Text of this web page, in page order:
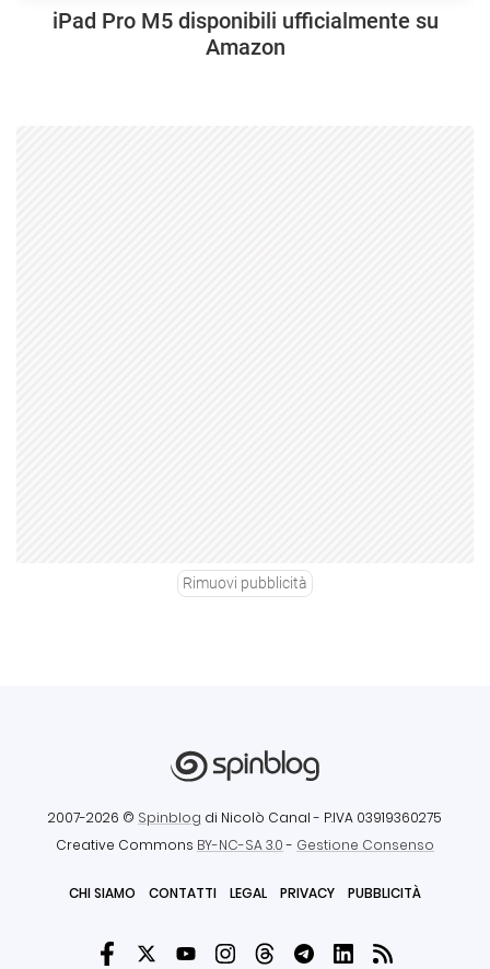
iPad Pro M5 disponibili ufficialmente su
Amazon
Rimuovi pubblicità
2007-2026 © Spinblog di Nicolò Canal - P.IVA 03919360275
Creative Commons BY-NC-SA 3.0- Gestione Consenso
CHI SIAMO CONTATTI LEGAL PRIVACY PUBBLICITÀ